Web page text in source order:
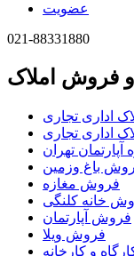
عضویت
021-88331880
فروش املاک
اداری تجاری
اداری تجاری
آپارتمان تهران
باغ وزمین
فروش مغازه
خانه کلنگی
فروش آپارتمان
فروش ویلا
و کارخانه